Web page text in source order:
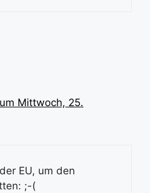
Mittwoch, 25.
EU, um den
;-(